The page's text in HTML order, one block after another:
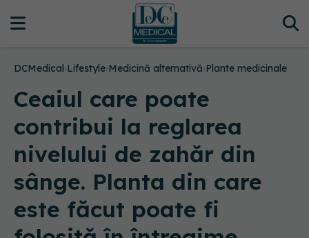
DCMedical›Lifestyle›Medicină alternativă›Plante medicinale
Ceaiul care poate
contribui la reglarea
nivelului de zahăr din
sânge. Planta din care
este făcut poate fi